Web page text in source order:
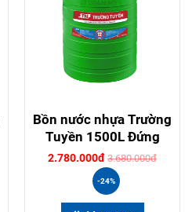
Bồn nước nhựa Trường
Tuyền 1500L Đứng
2.780.000đ 3.680.000đ
-24%